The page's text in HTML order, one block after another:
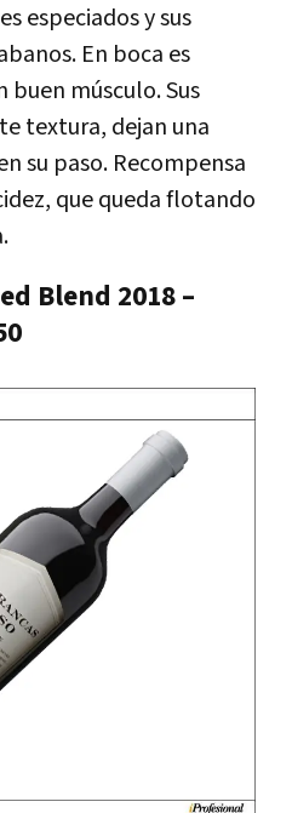
especiados y sus
En boca es
músculo. Sus
textura, dejan una
su paso. Recompensa
que queda flotando
Blend 2018 –